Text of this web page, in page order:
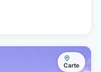
Carte